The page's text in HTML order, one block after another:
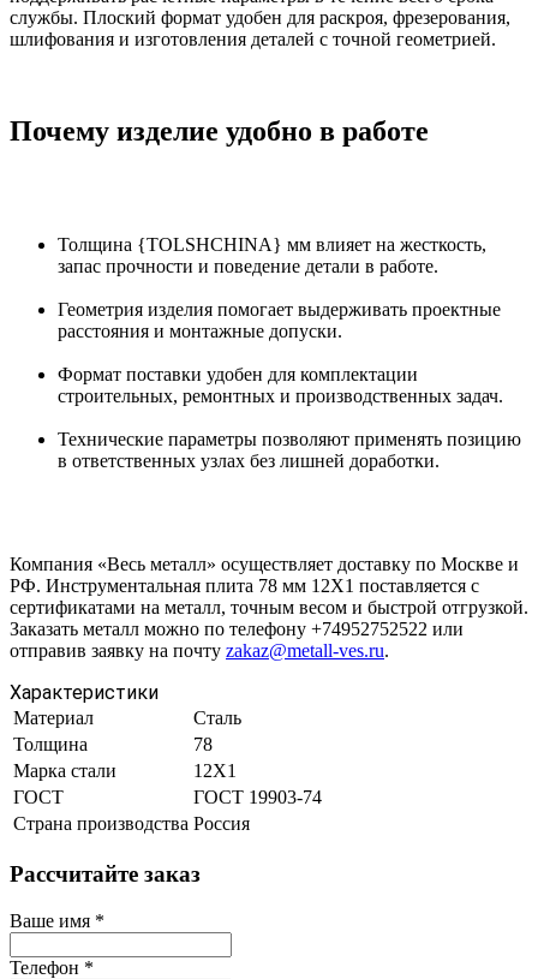
службы. Плоский формат удобен для раскроя, фрезерования,
шлифования и изготовления деталей с точной геометрией.
Почему изделие удобно в работе
Толщина {TOLSHCHINA} мм влияет на жесткость,
запас прочности и поведение детали в работе.
Геометрия изделия помогает выдерживать проектные
расстояния и монтажные допуски.
Формат поставки удобен для комплектации
строительных, ремонтных и производственных задач.
Технические параметры позволяют применять позицию
в ответственных узлах без лишней доработки.
Компания «Весь металл» осуществляет доставку по Москве и
РФ. Инструментальная плита 78 мм 12Х1 поставляется с
сертификатами на металл, точным весом и быстрой отгрузкой.
Заказать металл можно по телефону +74952752522 или
отправив заявку на почту zakaz@metall-ves.ru.
Характеристики
Материал
Сталь
Толщина
78
Марка стали
12Х1
ГОСТ
ГОСТ 19903-74
Страна производства Россия
Рассчитайте заказ
Ваше имя *
Телефон *